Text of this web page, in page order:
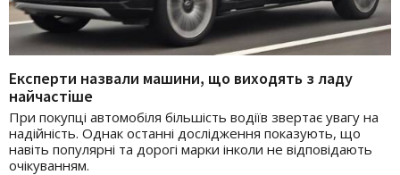
Експерти назвали машини, що виходять з ладу
найчастіше
При покупці автомобіля більшість водіїв звертає увагу на
надійність. Однак останні дослідження показують, що
навіть популярні та дорогі марки інколи не відповідають
очікуванням.